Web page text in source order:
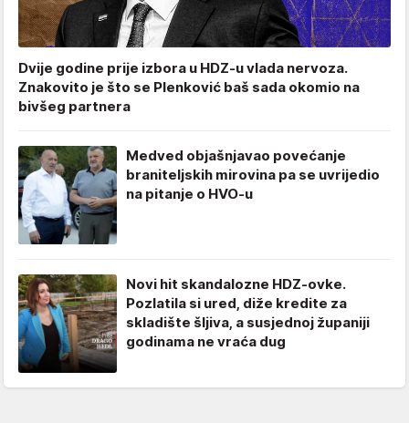
Dvije godine prije izbora u HDZ-u vlada nervoza.
Znakovito je što se Plenković baš sada okomio na
bivšeg partnera
Medved objašnjavao povećanje
braniteljskih mirovina pa se uvrijedio
na pitanje o HVO-u
Novi hit skandalozne HDZ-ovke.
Pozlatila si ured, diže kredite za
skladište šljiva, a susjednoj županiji
godinama ne vraća dug